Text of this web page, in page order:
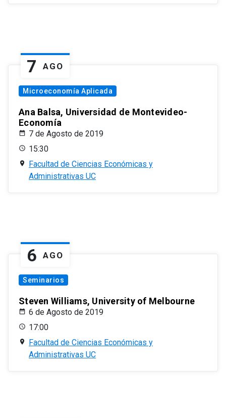
7 AGO
Microeconomía Aplicada
Ana Balsa, Universidad de Montevideo-
Economía
7 de Agosto de 2019
15:30
Facultad de Ciencias Económicas y
Administrativas UC
6 AGO
Seminarios
Steven Williams, University of Melbourne
6 de Agosto de 2019
17:00
Facultad de Ciencias Económicas y
Administrativas UC